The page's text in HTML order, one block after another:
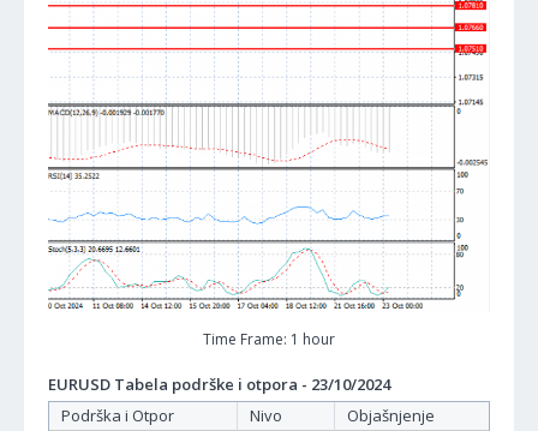
Time Frame: 1 hour
EURUSD Tabela podrške i otpora - 23/10/2024
Podrška i Otpor
Nivo
Objašnjenje